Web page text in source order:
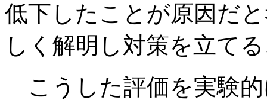
低下したことが原因だ
しく解明し対策を立て
こうした評価を実験